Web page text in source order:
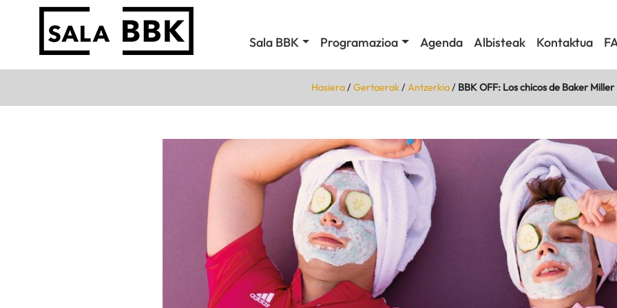
Sala BBK Programazioa Agenda Albisteak Kontaktua
Hasiera/Gertaerak/Antzerkia/ BBK OFF: Los chicos de Baker Miller